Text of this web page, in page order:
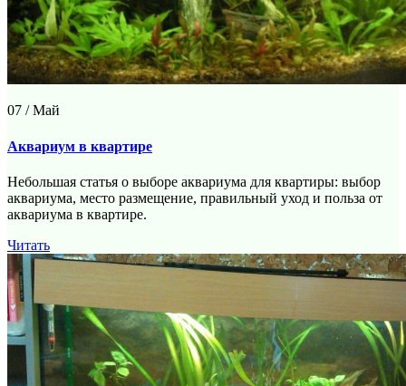
07 / Май
Аквариум в квартире
Небольшая статья о выборе аквариума для квартиры: выбор
аквариума, место размещение, правильный уход и польза от
аквариума в квартире.
Читать